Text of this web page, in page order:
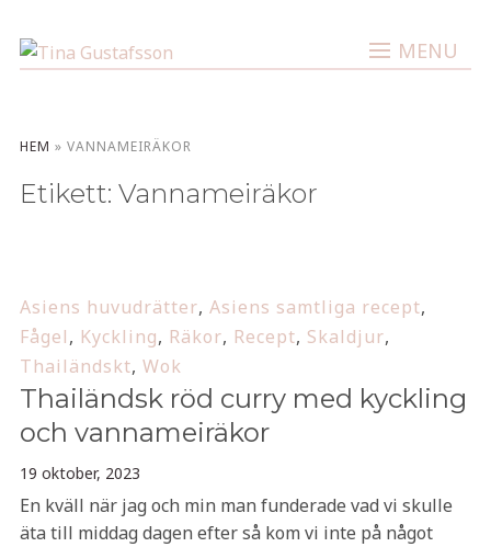
MENU
HEM » VANNAMEIRÄKOR
Etikett: Vannameiräkor
Asiens huvudrätter, Asiens samtliga recept,
Fågel, Kyckling, Räkor, Recept, Skaldjur,
Thailändskt, Wok
Thailändsk röd curry med kyckling
och vannameiräkor
19 oktober, 2023
En kväll när jag och min man funderade vad vi skulle
äta till middag dagen efter så kom vi inte på något